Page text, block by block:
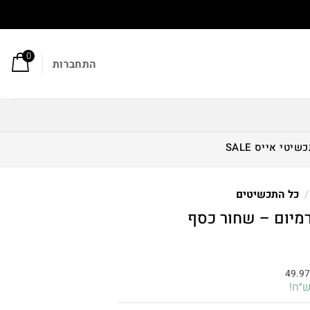
התחברות
0
אייס SALE
/ כל התכשיטים
– שחור כסף
49.97